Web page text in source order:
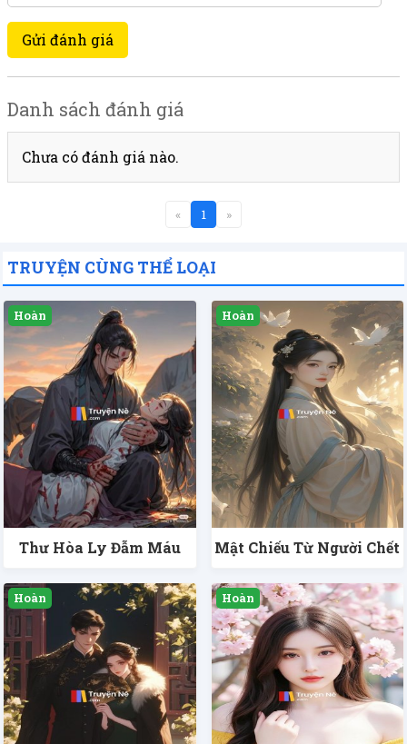
Gửi đánh giá
Danh sách đánh giá
Chưa có đánh giá nào.
« 1 »
TRUYỆN CÙNG THỂ LOẠI
Thư Hòa Ly Đẫm Máu Mật Chiếu Từ Người Chết